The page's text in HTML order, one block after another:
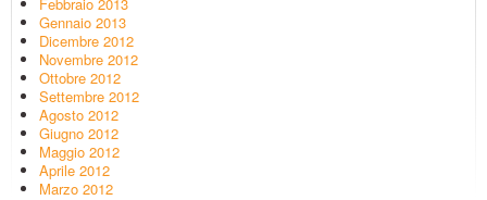
Gennaio 2013
Dicembre 2012
Novembre 2012
Ottobre 2012
Settembre 2012
Agosto 2012
Giugno 2012
Maggio 2012
Aprile 2012
Marzo 2012